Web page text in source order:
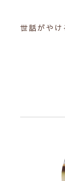
世話がや